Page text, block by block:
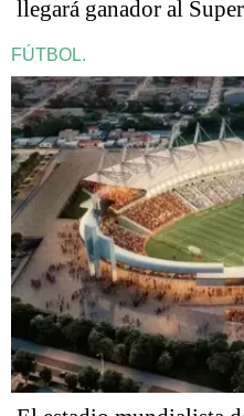
llegará ganador al
FÚTBOL.